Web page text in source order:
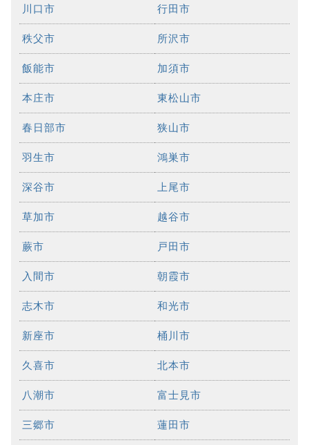
川口市 行田市
秩父市 所沢市
飯能市 加須市
本庄市 東松山市
春日部市 狭山市
羽生市 鴻巣市
深谷市 上尾市
草加市 越谷市
蕨市 戸田市
入間市 朝霞市
志木市 和光市
新座市 桶川市
久喜市 北本市
八潮市 富士見市
三郷市 蓮田市